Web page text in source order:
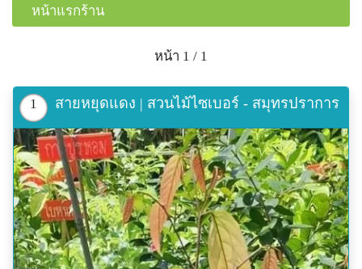
หน้าแรกร้าน
หน้า 1 / 1
1 สายหยุดแดง | สวนไม้ไซเบอร์ - สมุทรปราการ